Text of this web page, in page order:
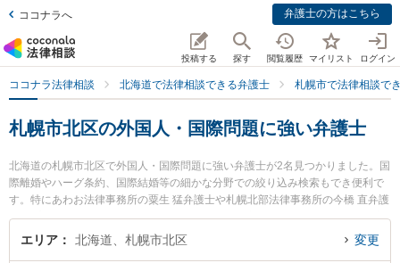
ココナラへ 弁護士の方はこちら
投稿する 探す 閲覧履歴 マイリスト ログイン
ココナラ法律相談 北海道で法律相談できる弁護士 札幌市で法律相談で
札幌市北区の外国人・国際問題に強い弁護士
北海道の札幌市北区で外国人・国際問題に強い弁護士が2名見つかりました。国
際離婚やハーグ条約、国際結婚等の細かな分野での絞り込み検索もでき便利で
す。特にあわお法律事務所の粟生 猛弁護士や札幌北部法律事務所の今橋 直弁護
士のプロフィール情報や弁護士費用、強みなどが注目されています。『札幌市
北区で土日や夜間に発生した外国人・国際問題のトラブルを今すぐに弁護士に
エリア 北海道、札幌市北区 変更